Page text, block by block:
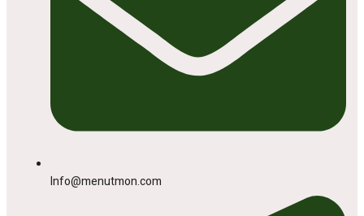
Info@menutmon.com